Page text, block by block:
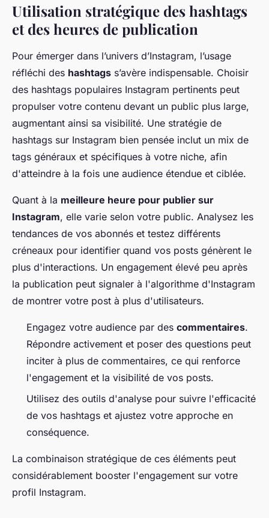
Utilisation stratégique des hashtags
et des heures de publication
Pour émerger dans l’univers d’Instagram, l’usage
réfléchi des hashtags s’avère indispensable. Choisir
des hashtags populaires Instagram pertinents peut
propulser votre contenu devant un public plus large,
augmentant ainsi sa visibilité. Une stratégie de
hashtags sur Instagram bien pensée inclut un mix de
tags généraux et spécifiques à votre niche, afin
d'atteindre à la fois une audience étendue et ciblée.
Quant à la meilleure heure pour publier sur
Instagram, elle varie selon votre public. Analysez les
tendances de vos abonnés et testez différents
créneaux pour identifier quand vos posts génèrent le
plus d'interactions. Un engagement élevé peu après
la publication peut signaler à l'algorithme d'Instagram
de montrer votre post à plus d'utilisateurs.
Engagez votre audience par des commentaires.
Répondre activement et poser des questions peut
inciter à plus de commentaires, ce qui renforce
l'engagement et la visibilité de vos posts.
Utilisez des outils d'analyse pour suivre l'efficacité
de vos hashtags et ajustez votre approche en
conséquence.
La combinaison stratégique de ces éléments peut
considérablement booster l'engagement sur votre
profil Instagram.